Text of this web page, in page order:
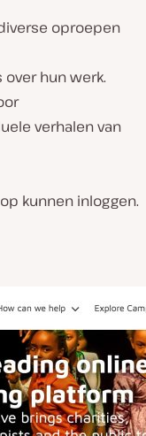
oproepen
hun werk.
verhalen van
kunnen inloggen.